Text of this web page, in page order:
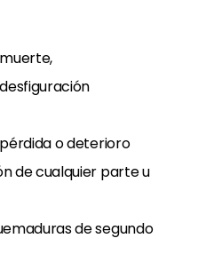
o deterioro
de cualquier parte u
de segundo